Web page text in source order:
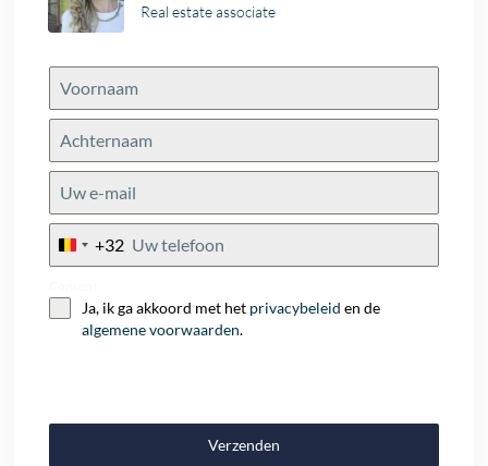
Real estate associate
Belgium
+32
Ja, ik ga akkoord met het privacybeleid en de
algemene voorwaarden.
Verzenden